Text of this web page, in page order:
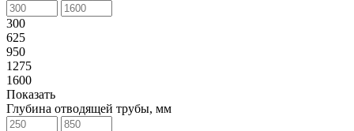
300
625
950
1275
1600
Показать
Глубина отводящей трубы, мм